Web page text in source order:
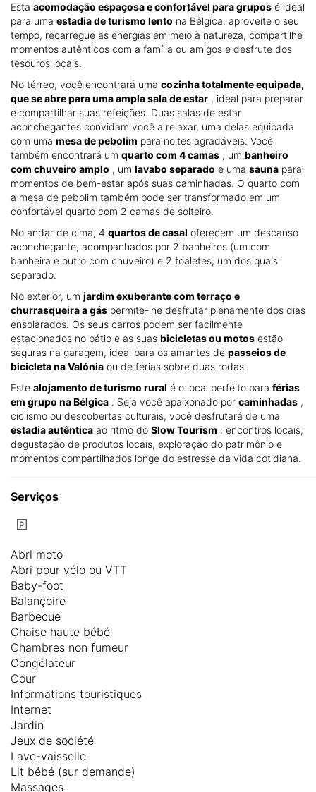
Esta acomodação espaçosa e confortável para grupos é ideal
para uma estadia de turismo lento na Bélgica: aproveite o seu
tempo, recarregue as energias em meio à natureza, compartilhe
momentos autênticos com a família ou amigos e desfrute dos
tesouros locais.
No térreo, você encontrará uma cozinha totalmente equipada,
que se abre para uma ampla sala de estar , ideal para preparar
e compartilhar suas refeições. Duas salas de estar
aconchegantes convidam você a relaxar, uma delas equipada
com uma mesa de pebolim para noites agradáveis. Você
também encontrará um quarto com 4 camas , um banheiro
com chuveiro amplo , um lavabo separado e uma sauna para
momentos de bem-estar após suas caminhadas. O quarto com
a mesa de pebolim também pode ser transformado em um
confortável quarto com 2 camas de solteiro.
No andar de cima, 4 quartos de casal oferecem um descanso
aconchegante, acompanhados por 2 banheiros (um com
banheira e outro com chuveiro) e 2 toaletes, um dos quais
separado.
No exterior, um jardim exuberante com terraço e
churrasqueira a gás permite-lhe desfrutar plenamente dos dias
ensolarados. Os seus carros podem ser facilmente
estacionados no pátio e as suas bicicletas ou motos estão
seguras na garagem, ideal para os amantes de passeios de
bicicleta na Valónia ou de férias sobre duas rodas.
Este alojamento de turismo rural é o local perfeito para férias
em grupo na Bélgica . Seja você apaixonado por caminhadas ,
ciclismo ou descobertas culturais, você desfrutará de uma
estadia autêntica ao ritmo do Slow Tourism : encontros locais,
degustação de produtos locais, exploração do patrimônio e
momentos compartilhados longe do estresse da vida cotidiana.
Serviços
Abri moto
Abri pour vélo ou VTT
Baby-foot
Balançoire
Barbecue
Chaise haute bébé
Chambres non fumeur
Congélateur
Cour
Informations touristiques
Internet
Jardin
Jeux de société
Lave-vaisselle
Lit bébé (sur demande)
Massages